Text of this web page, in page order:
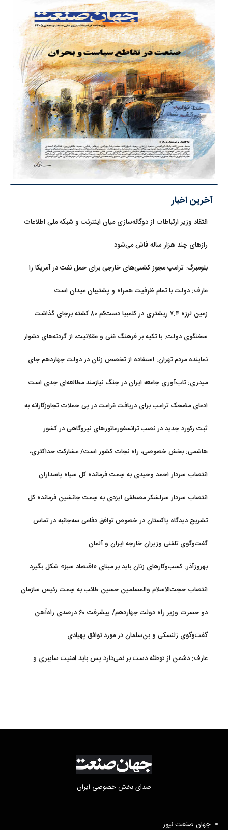
آخرین اخبار
انتقاد وزیر ارتباطات از دوگانه‌سازی میان اینترنت و شبکه ملی اطلاعات
رازهای چند هزار ساله فاش می‌شود
بلومبرگ: ترامپ مجوز کشتی‌های خارجی برای حمل نفت در آمریکا را
عارف: دولت با تمام ظرفیت همراه و پشتیبان میدان است
زمین لرزه ۷.۴ ریشتری در کلمبیا دست‌کم ۸۰ کشته برجای گذاشت
سخنگوی دولت: با تکیه بر فرهنگ غنی و عقلانیت، از گردنه‌های دشوار
نماینده مردم تهران: استفاده از تخصص زنان در دولت چهاردهم جای
قدردانی دارد
میدری: تاب‌آوری جامعه ایران در جنگ نیازمند مطالعه‌ای جدی است
ادعای مضحک ترامپ برای دریافت غرامت در پی حملات تجاوزکارانه به
ثبت رکورد جدید در نصب ترانسفورماتورهای نیروگاهی در کشور
هاشمی: بخش خصوصی، راه نجات کشور است/ مشارکت حداکثری،
انتصاب سردار احمد وحیدی به سِمت فرمانده کل سپاه پاسداران
انتصاب سردار سرلشکر مصطفی ایزدی به سِمت جانشین فرمانده کل
سپاه پاسداران
تشریح دیدگاه پاکستان در خصوص توافق دفاعی سه‌جانبه در تماس
اسحاق دار با عراقچی
گفت‌وگوی تلفنی وزیران خارجه ایران و آلمان
بهروزآذر: کسب‌وکارهای زنان باید بر مبنای «اقتصاد سبز» شکل بگیرد
انتصاب حجت‌الاسلام ‌والمسلمین حسین طائب به سِمت رئیس سازمان
دو حسرت وزیر راه دولت چهاردهم/ پیشرفت ۶۰ درصدی راه‌آهن
چابهار-زاهدان
گفت‌وگوی زلنسکی و بن‌سلمان در مورد توافق پهپادی
عارف: دشمن از توطئه دست بر نمی‌دارد پس باید امنیت سایبری و
صدای بخش خصوصی ایران
جهان صنعت نیوز